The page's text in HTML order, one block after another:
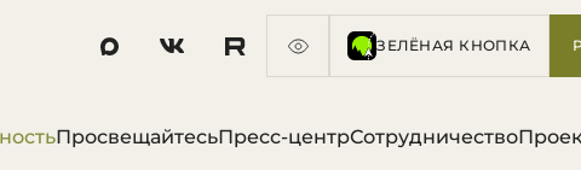
ЗЕЛЁНАЯ КНОПКА
ПросвещайтесьПресс-центрСотрудничество